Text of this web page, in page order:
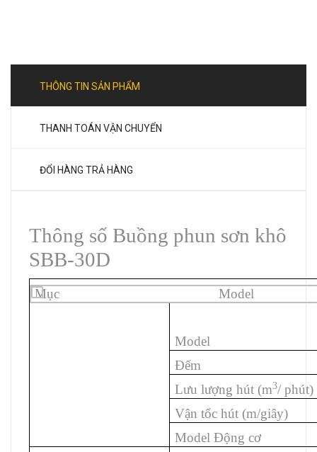
THÔNG TIN SẢN PHẨM
THANH TOÁN VẬN CHUYỂN
ĐỔI HÀNG TRẢ HÀNG
Thông số Buồng phun sơn khô
SBB-30D
Mục Model
Model
Đếm
Lưu lượng hút (m3/ phút)
Vận tốc hút (m/giây)
Model Động cơ